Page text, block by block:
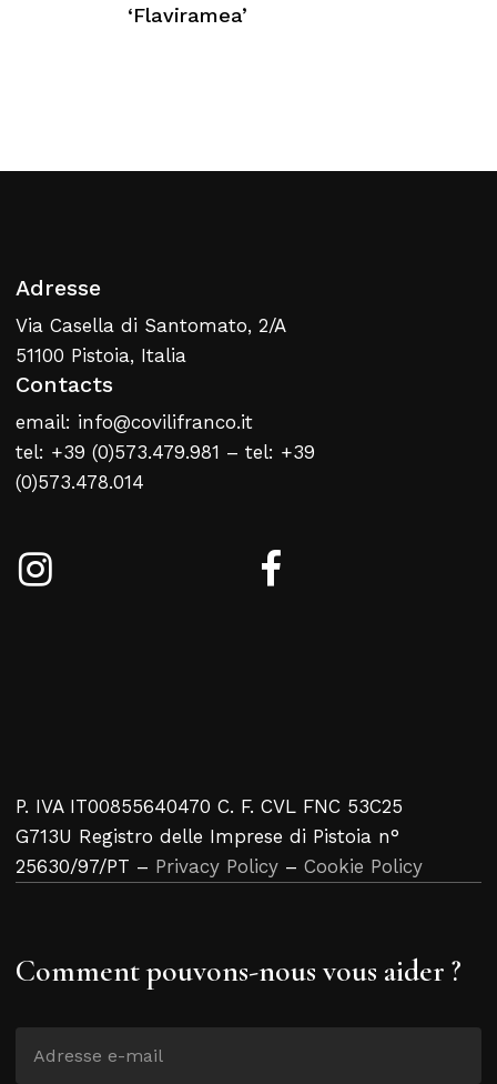
Aucun produit dans le
‘Flaviramea’
Adresse
Via Casella di Santomato, 2/A
51100 Pistoia, Italia
Contacts
email: info@covilifranco.it
tel: +39 (0)573.479.981 – tel: +39
(0)573.478.014
P. IVA IT00855640470 C. F. CVL FNC 53C25
G713U Registro delle Imprese di Pistoia n°
25630/97/PT – Privacy Policy – Cookie Policy
Comment pouvons-nous vous aider ?